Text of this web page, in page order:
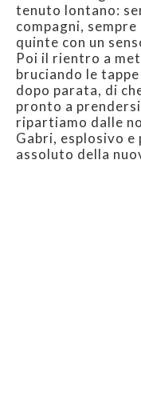
tenuto lontano:
compagni,
quinte con un
Poi il rientro a
bruciando le
dopo parata, di
pronto a
ripartiamo dalle
Gabri, esplosivo
assoluto della